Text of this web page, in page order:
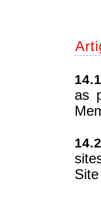
14.1
as
14.2